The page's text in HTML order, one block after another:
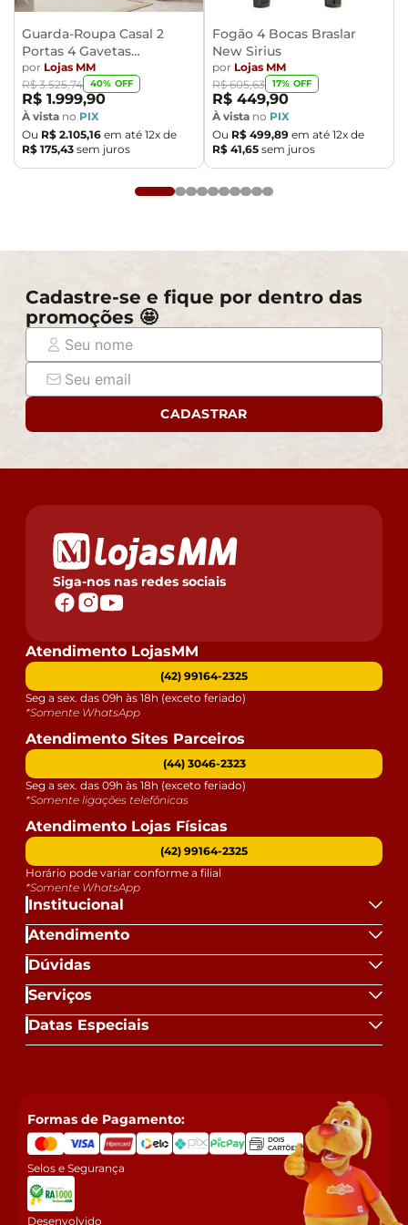
Guarda-Roupa Casal 2
Portas 4 Gavetas
Caemmun Moviment
por Lojas MM
R$ 3.525,74 40% OFF
R$ 1.999,90
À vista no PIX
Ou R$ 2.105,16 em até 12x de
R$ 175,43 sem juros
Fogão 4 Bocas Braslar
New Sirius
por Lojas MM
R$ 605,63 17% OFF
R$ 449,90
À vista no PIX
Ou R$ 499,89 em até 12x de
R$ 41,65 sem juros
Cadastre-se e fique por dentro das
promoções 🤩
CADASTRAR
Siga-nos nas redes sociais
Institucional
Atendimento
Dúvidas
Serviços
Datas Especiais
Atendimento LojasMM
(42) 99164-2325
Seg a sex. das 09h às 18h (exceto feriado)
*Somente WhatsApp
Atendimento Sites Parceiros
(44) 3046-2323
Seg a sex. das 09h às 18h (exceto feriado)
*Somente ligações telefônicas
Atendimento Lojas Físicas
(42) 99164-2325
Horário pode variar conforme a filial
*Somente WhatsApp
Formas de Pagamento:
Selos e Segurança
Desenvolvido